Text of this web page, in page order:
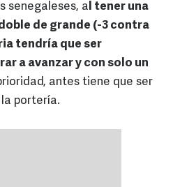
senegaleses, al tener una
de grande (-3 contra
tendría que ser
a avanzar y con solo un
antes tiene que ser
portería.